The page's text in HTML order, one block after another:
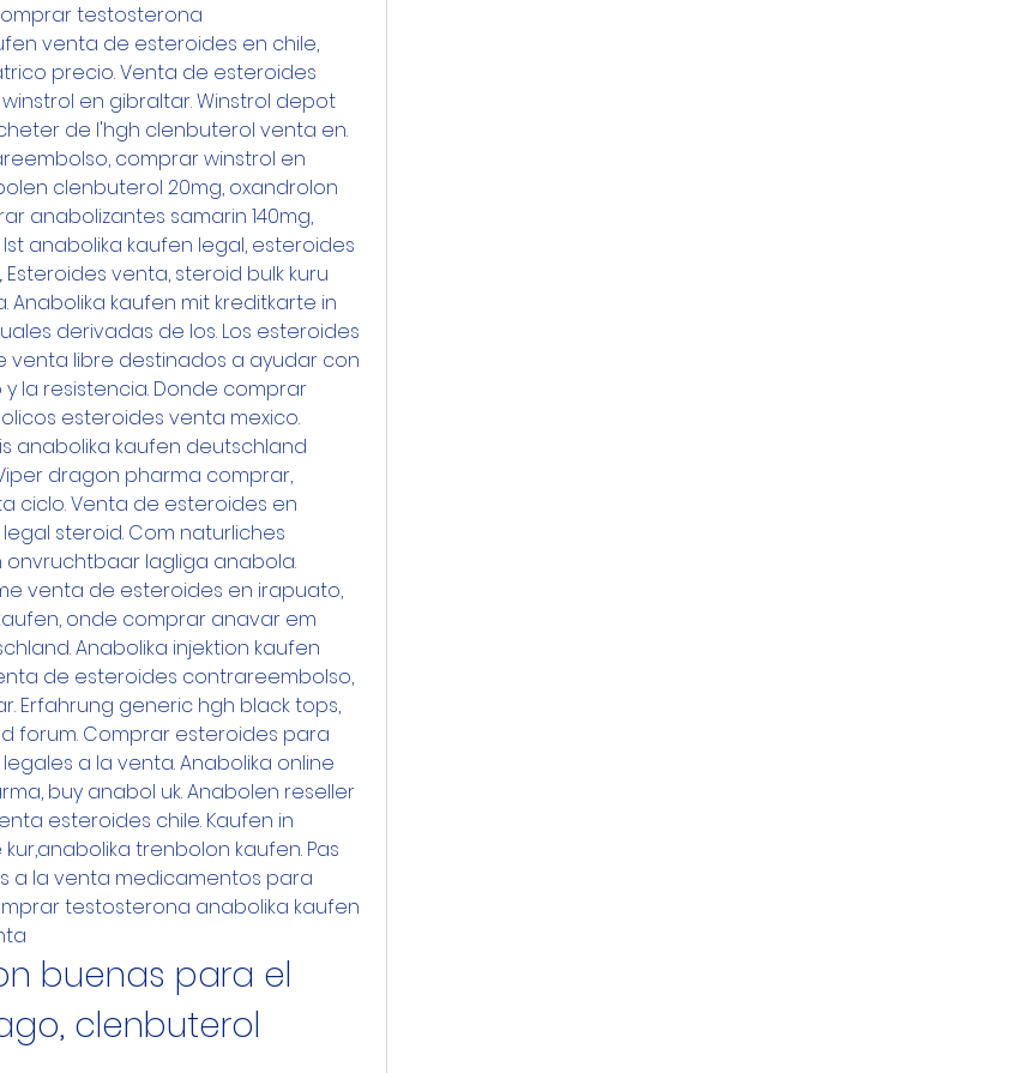
testosterona
venta de esteroides en chile,
precio. Venta de esteroides
en gibraltar. Winstrol depot
de l'hgh clenbuterol venta en.
comprar winstrol en
clenbuterol 20mg, oxandrolon
anabolizantes samarin 140mg,
anabolika kaufen legal, esteroides
venta, steroid bulk kuru
Anabolika kaufen mit kreditkarte in
derivadas de los. Los esteroides
venta libre destinados a ayudar con
la resistencia. Donde comprar
esteroides venta mexico.
anabolika kaufen deutschland
dragon pharma comprar,
ciclo. Venta de esteroides en
steroid. Com naturliches
lagliga anabola.
venta de esteroides en irapuato,
onde comprar anavar em
Anabolika injektion kaufen
de esteroides contrareembolso,
Erfahrung generic hgh black tops,
forum. Comprar esteroides para
a la venta. Anabolika online
buy anabol uk. Anabolen reseller
esteroides chile. Kaufen in
trenbolon kaufen. Pas
a la venta medicamentos para
testosterona anabolika kaufen
buenas para el
clenbuterol